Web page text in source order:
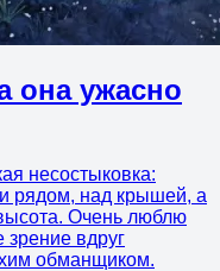
она ужасно
несостыковка:
рядом, над крышей, а
Очень люблю
зрение вдруг
обманщиком.